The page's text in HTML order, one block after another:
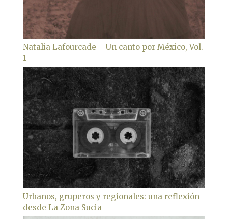
Natalia Lafourcade – Un canto por México, Vol.
1
Urbanos, gruperos y regionales: una reflexión
desde La Zona Sucia